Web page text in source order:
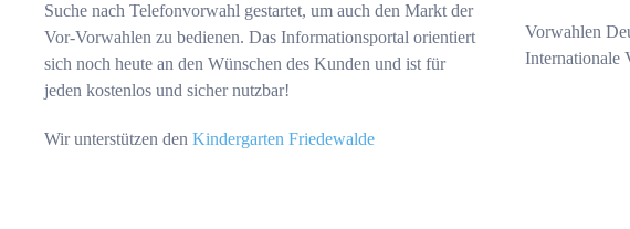
Suche nach Telefonvorwahl gestartet, um auch den Markt der
Vor-Vorwahlen zu bedienen. Das Informationsportal orientiert
sich noch heute an den Wünschen des Kunden und ist für
jeden kostenlos und sicher nutzbar!
Wir unterstützen den Kindergarten Friedewalde
Vorwahlen
Internationale